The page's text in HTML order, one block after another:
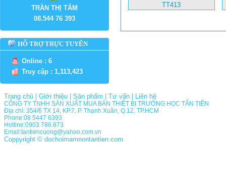
TRẦN THỊ TÂM
08.544 76 393
HỖ TRỢ TRỰC TUYẾN
Online : 6
Truy cập : 1,113,423
TT413
Trang chủ Giới thiệu Sản phẩm Tư vấn Liên hệ
CÔNG TY TNHH SẢN XUẤT MUA BÁN THIẾT BỊ TRƯỜNG HỌC TÂN TIẾN
Địa chỉ: 354/6 TX 14, KP.7, P. Thạnh Xuân, Q.12, TP.HCM
Phone:08 5447 6393
Hotline:0903 786 873
Email:tantiencuong@yahoo.com.vn
Coppyright © dochoimamnontantien.com